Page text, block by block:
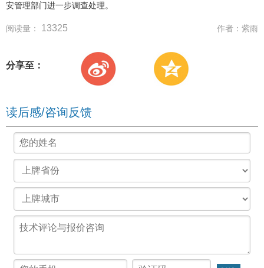
安管理部门进一步调查处理。
阅读量： 13325 作者： 紫雨
分享至：
读后感/咨询反馈